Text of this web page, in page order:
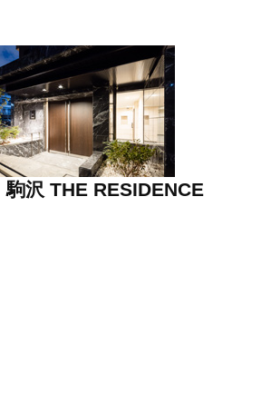
沢 THE RESIDENCE